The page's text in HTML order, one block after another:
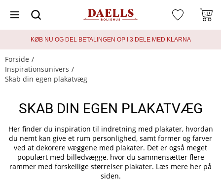
KØB NU OG DEL BETALINGEN OP I 3 DELE MED KLARNA
Forside
Inspirationsunivers
Skab din egen plakatvæg
SKAB DIN EGEN PLAKATVÆG
Her finder du inspiration til indretning med plakater, hvordan
du nemt kan give et rum personlighed, samt former og farver
ved at dekorere væggene med plakater. Det er også meget
populært med billedvægge, hvor du sammensætter flere
rammer med forskellige størrelser plakater. Læs mere her på
siden.